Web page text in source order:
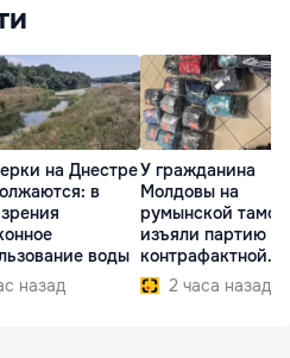
на Днестре
в
воды
назад
У гражданина
Молдовы на
румынской
изъяли партию
контрафактной
одежды
2 часа назад